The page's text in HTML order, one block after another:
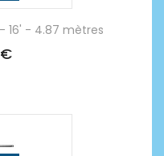
16' - 4.87 mètres
€